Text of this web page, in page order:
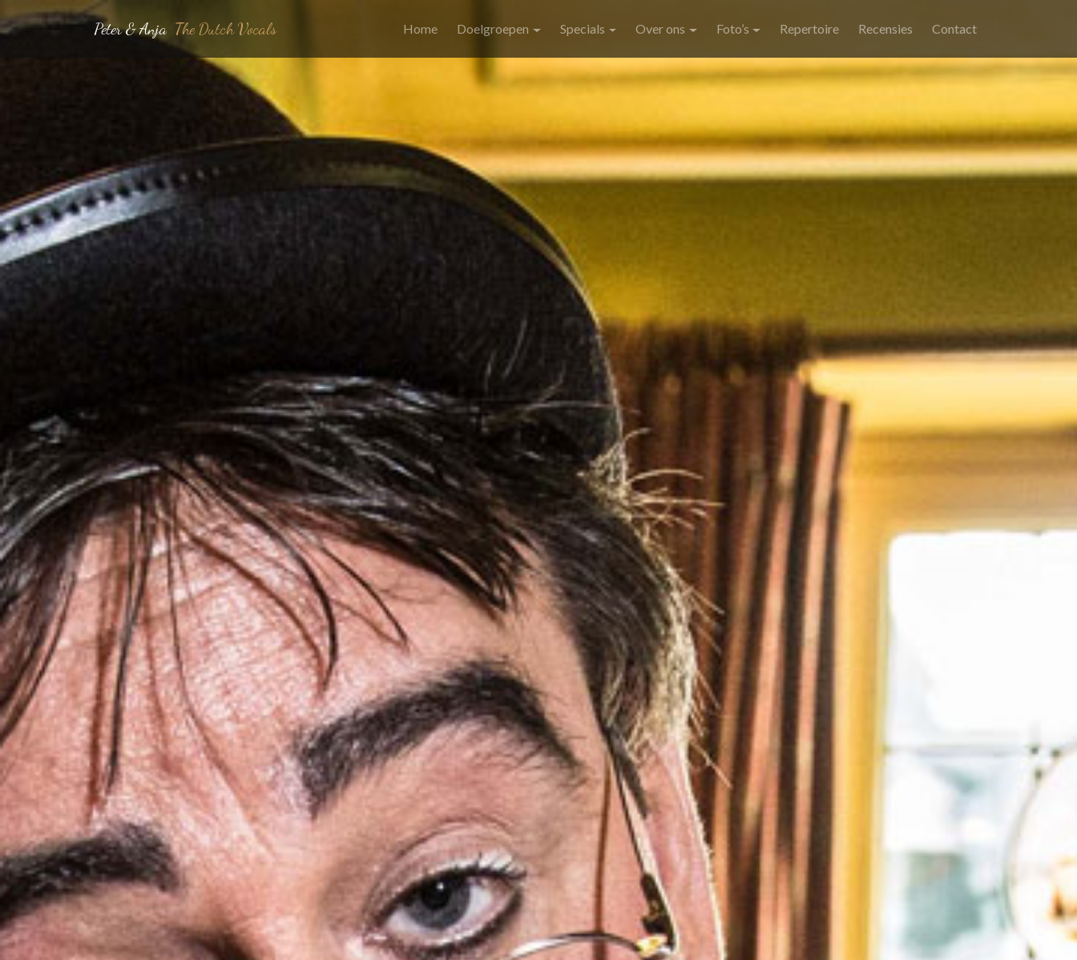
Peter & Anja The Dutch Vocals Home Doelgroepen Specials Over ons Foto’s Repertoire Recensies Contact